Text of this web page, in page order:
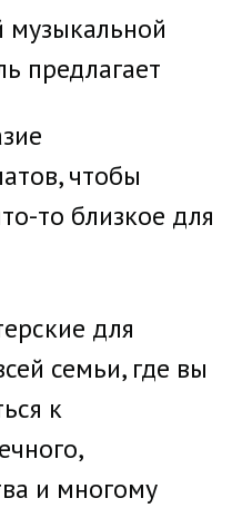
предлагает
чтобы
то близкое для
для
семьи, где вы
к
и многому